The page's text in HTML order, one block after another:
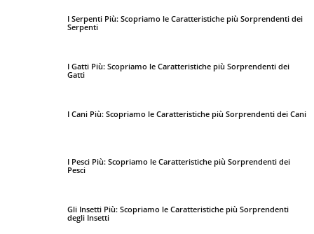
I Serpenti Più: Scopriamo le Caratteristiche più Sorprendenti dei
Serpenti
I Gatti Più: Scopriamo le Caratteristiche più Sorprendenti dei
Gatti
I Cani Più: Scopriamo le Caratteristiche più Sorprendenti dei Cani
I Pesci Più: Scopriamo le Caratteristiche più Sorprendenti dei
Pesci
Gli Insetti Più: Scopriamo le Caratteristiche più Sorprendenti
degli Insetti